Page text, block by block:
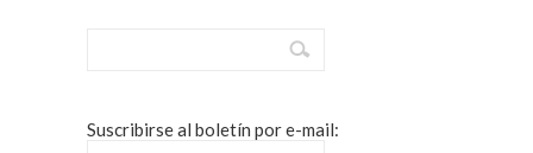
Suscribirse al boletín por e-mail: